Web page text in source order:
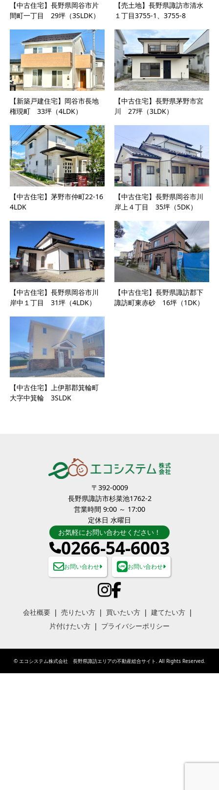
【中古住宅】長野県岡谷市片
間町一丁目 29坪（3SLDK）
【売土地】長野県諏訪市清水
１丁目3755-1、3755-8
【新築戸建住宅】岡谷市長地
権現町 33坪（4LDK）
【中古住宅】長野県茅野市宮
川 27坪（3LDK）
【中古住宅】茅野市仲町22-16
4LDK
【中古住宅】長野県岡谷市川
岸上４丁目 35坪（5DK）
【中古住宅】長野県岡谷市川
岸中１丁目 31坪（4LDK）
【中古住宅】長野県諏訪郡下
諏訪町東赤砂 16坪（1DK）
【中古住宅】上伊那郡箕輪町
大字中箕輪 3SLDK
〒392-0009
長野県諏訪市杉菜池1762-2
営業時間 9:00 ～ 17:00
定休日 水曜日
お気軽にお問い合わせください！
0266-54-6003
お問い合わせ お問い合わせ
会社概要 売りたい方 買いたい方
建てたい方
片付けたい方
プライバシーポリシー
© エコシステム株式会社 長野県諏訪エリアの不動産総合サイト . All Rights Reserved.